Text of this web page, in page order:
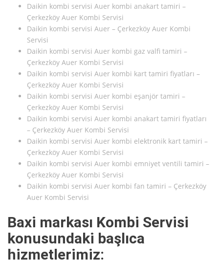
Daikin kombi servisi Auer kombi anakart tamiri –
Çerkezköy Auer Kombi Servisi
Daikin kombi servisi Auer – Çerkezköy Auer Kombi
Servisi
Daikin kombi servisi Auer kombi gaz valfi tamiri –
Çerkezköy Auer Kombi Servisi
Daikin kombi servisi Auer kombi kart tamiri fiyatları –
Çerkezköy Auer Kombi Servisi
Daikin kombi servisi Auer kombi eşanjör tamiri –
Çerkezköy Auer Kombi Servisi
Daikin kombi servisi Auer kombi anakart tamiri fiyatları
– Çerkezköy Auer Kombi Servisi
Daikin kombi servisi Auer kombi elektronik kart tamiri –
Çerkezköy Auer Kombi Servisi
Daikin kombi servisi Auer kombi emniyet ventili tamiri –
Çerkezköy Auer Kombi Servisi
Daikin kombi servisi Auer kombi fan tamiri – Çerkezköy
Auer Kombi Servisi
Baxi markası Kombi Servisi
konusundaki başlıca
hizmetlerimiz: